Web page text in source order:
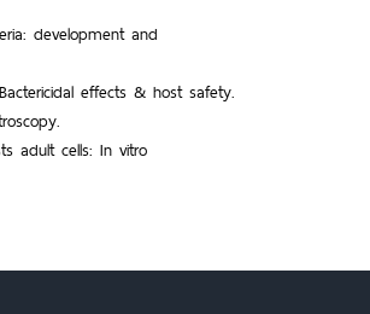
development and
effects & host safety.
adult cells: In vitro